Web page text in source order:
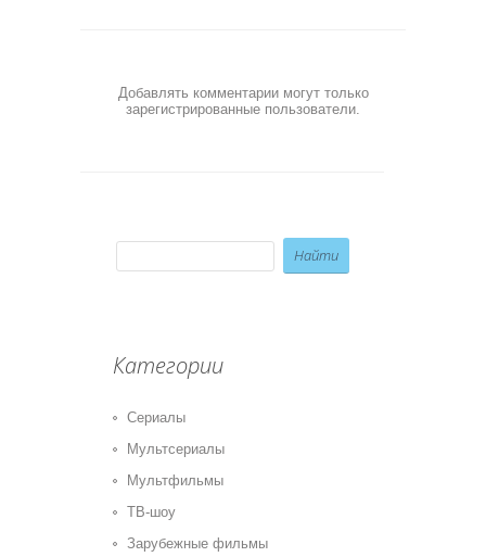
Добавлять комментарии могут только
зарегистрированные пользователи.
Категории
Сериалы
Мультсериалы
Мультфильмы
ТВ-шоу
Зарубежные фильмы